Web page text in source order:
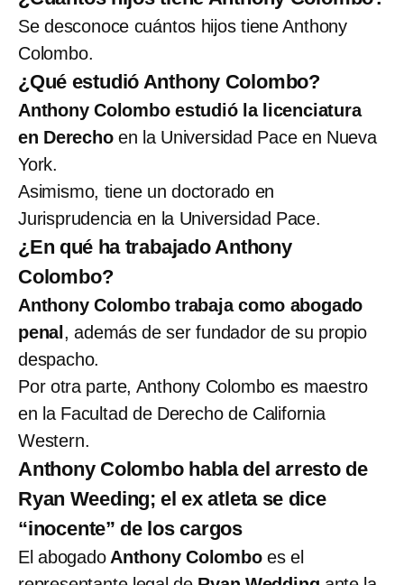
Se desconoce cuántos hijos tiene Anthony
Colombo.
¿Qué estudió Anthony Colombo?
Anthony Colombo estudió la licenciatura
en Derechoen la Universidad Pace en Nueva
York.
Asimismo, tiene un doctorado en
Jurisprudencia en la Universidad Pace.
¿En qué ha trabajado Anthony
Colombo?
Anthony Colombo trabaja como abogado
penal , además de ser fundador de su propio
despacho.
Por otra parte, Anthony Colombo es maestro
en la Facultad de Derecho de California
Western.
Anthony Colombo habla del arresto de
Ryan Weeding; el ex atleta se dice
“inocente” de los cargos
El abogadoAnthony Colomboes el